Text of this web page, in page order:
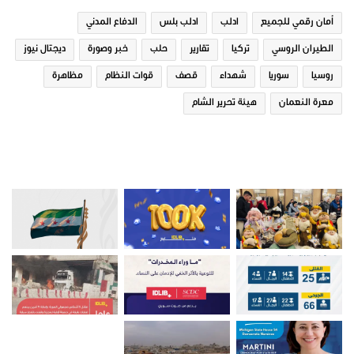
مسابقة أدبية في جامعة ادلب
ديجتال نيوز
أمان رقمي للجميع ادلب ادلب بلس الدفاع المدني
الطيران الروسي تركيا تقارير حلب خبر وصورة ديجتال نيوز
روسيا سوريا شهداء قصف قوات النظام مظاهرة
معرة النعمان هيئة تحرير الشام